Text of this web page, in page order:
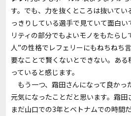
す。でも、力を抜くところは抜いて
っきりしている選手で見ていて面白
リティの部分でもよいモノをもたら
人”の性格でレフェリーにもねちねち
要なことで賢くないとできない。ある
っていると感じます。
もう一つ、霜田さんになって良かっ
元気になったことだと思います。霜
まだ山口での3年とベトナムでの時間